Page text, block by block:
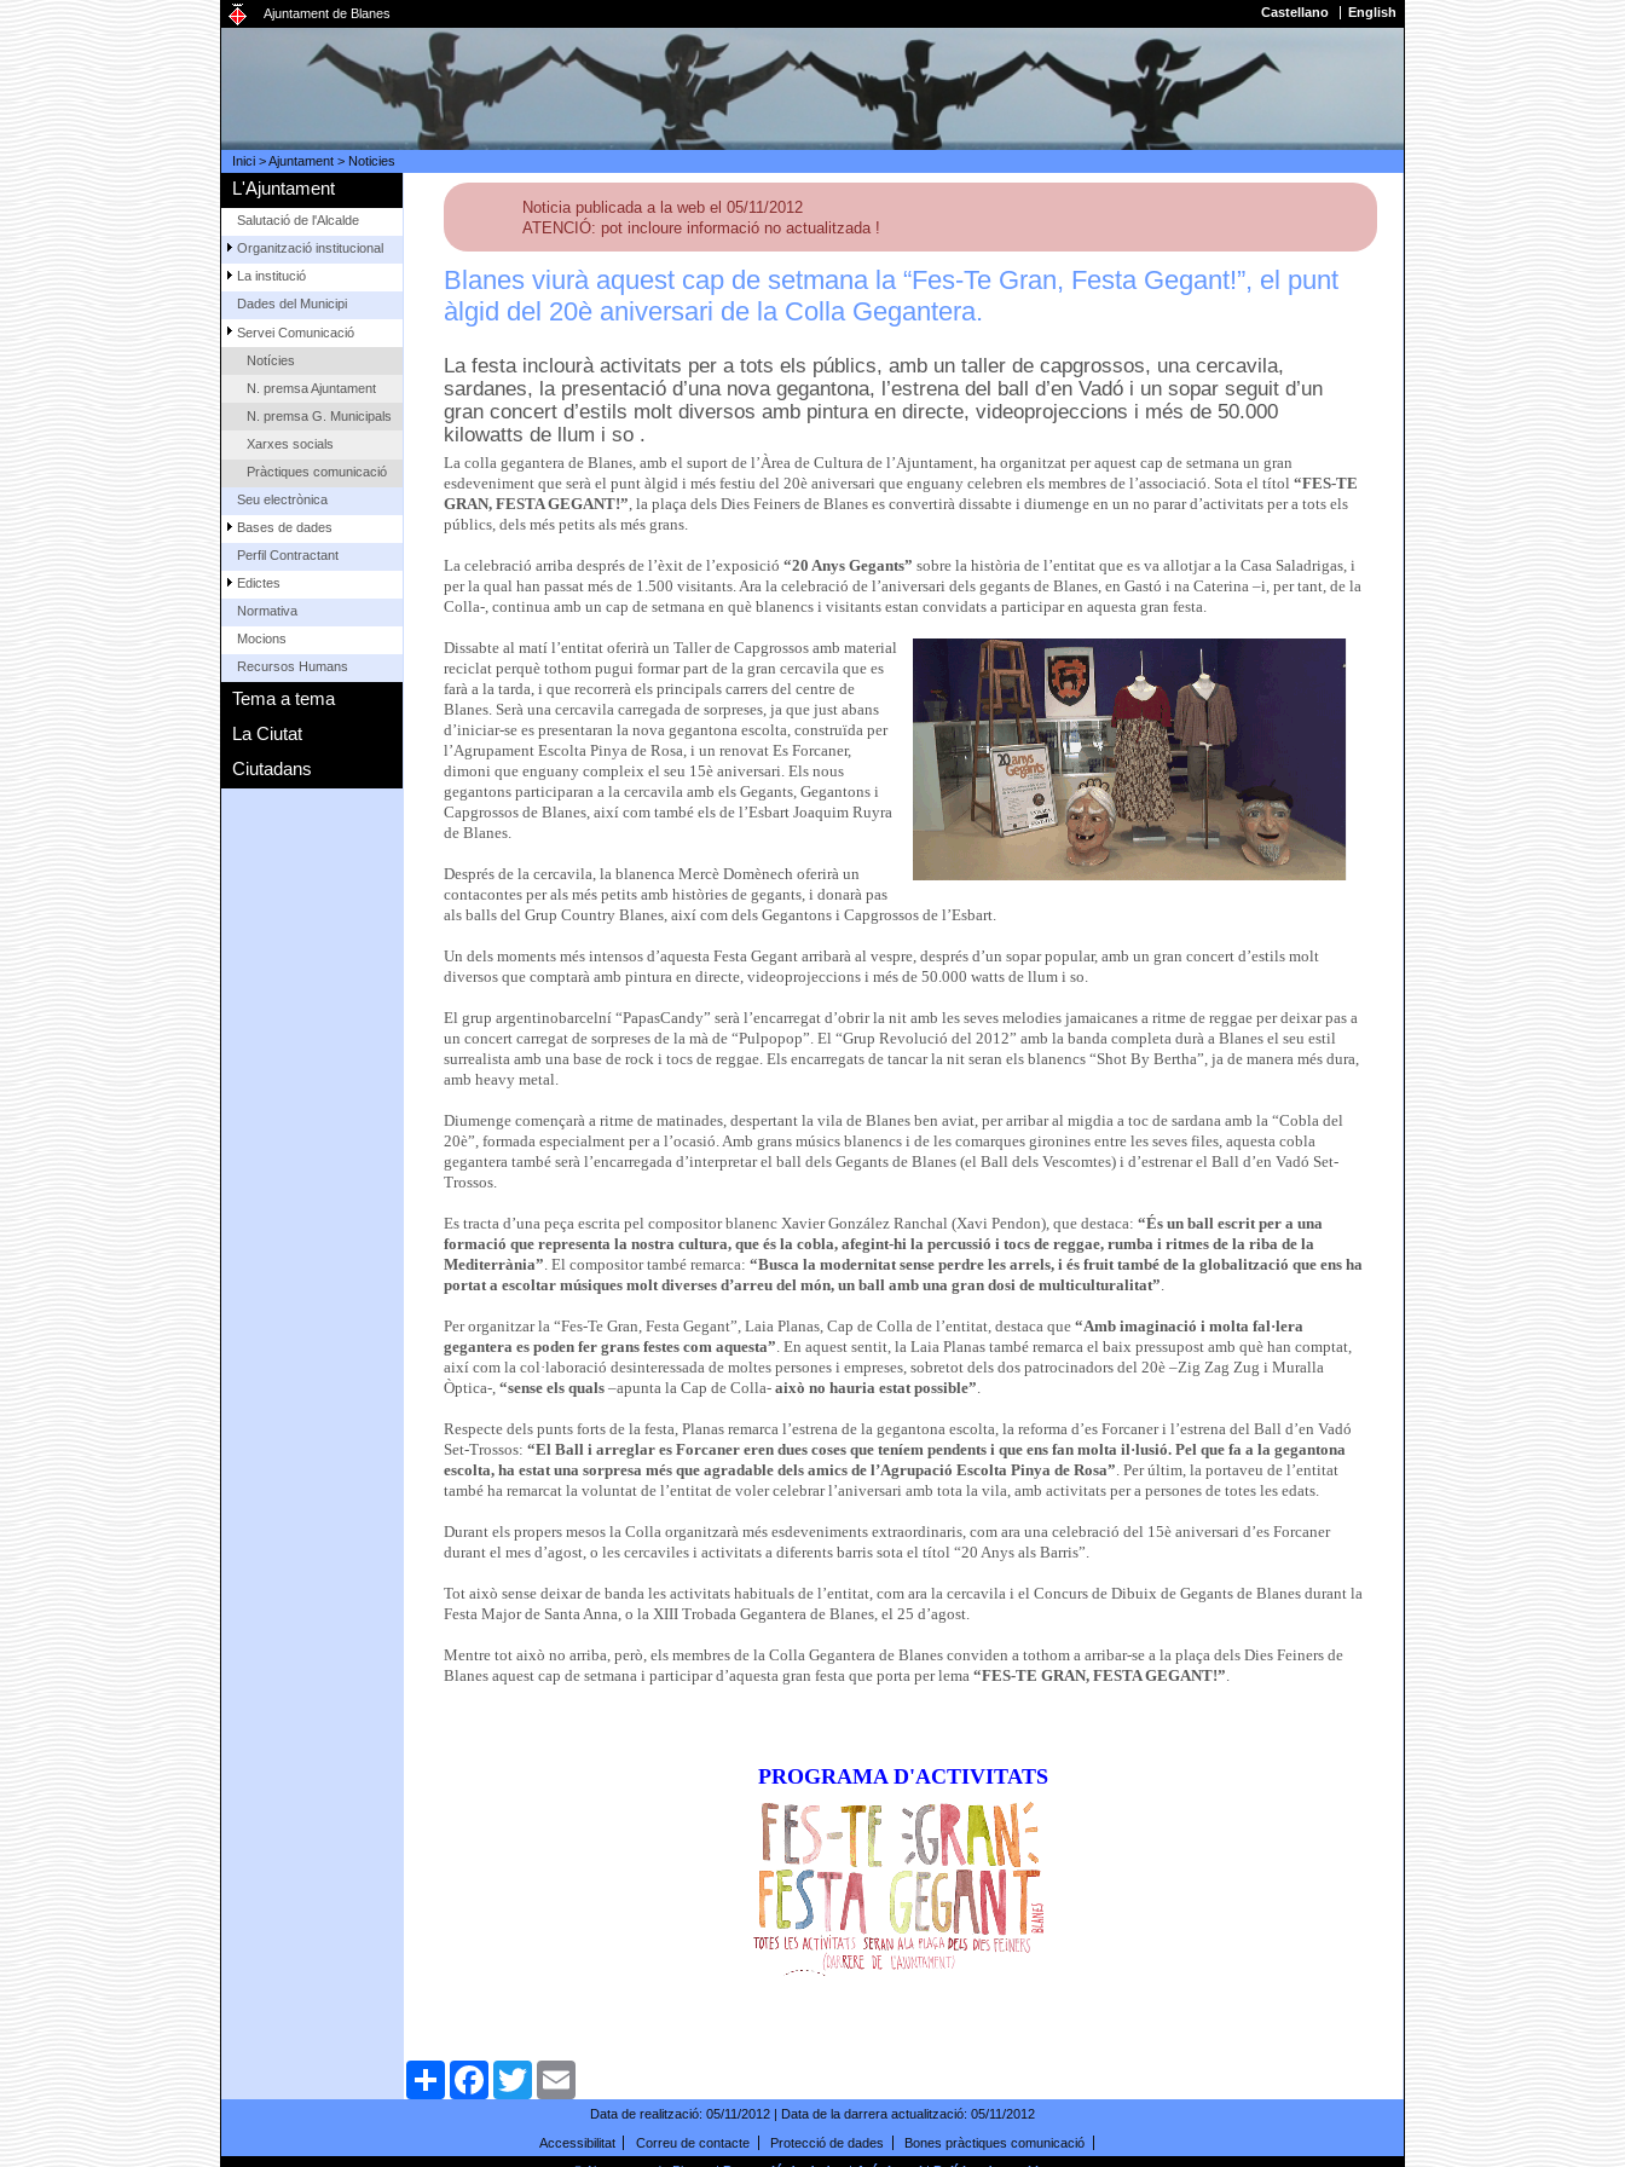
Ajuntament de Blanes Castellano English
Inici>Ajuntament> Noticies
L'Ajuntament
Salutació de l'Alcalde
Organització institucional
La institució
Dades del Municipi
Servei Comunicació
Notícies
N. premsa Ajuntament
N. premsa G. Municipals
Xarxes socials
Pràctiques comunicació
Seu electrònica
Bases de dades
Perfil Contractant
Edictes
Normativa
Mocions
Recursos Humans
Tema a tema
La Ciutat
Ciutadans
Noticia publicada a la web el 05/11/2012
ATENCIÓ: pot incloure informació no actualitzada !
Blanes viurà aquest cap de setmana la “Fes-Te Gran, Festa Gegant!”, el punt
àlgid del 20è aniversari de la Colla Gegantera.
La festa inclourà activitats per a tots els públics, amb un taller de capgrossos, una cercavila,
sardanes, la presentació d’una nova gegantona, l’estrena del ball d’en Vadó i un sopar seguit d’un
gran concert d’estils molt diversos amb pintura en directe, videoprojeccions i més de 50.000
kilowatts de llum i so .
La colla gegantera de Blanes, amb el suport de l’Àrea de Cultura de l’Ajuntament, ha organitzat per aquest cap de setmana un gran
esdeveniment que serà el punt àlgid i més festiu del 20è aniversari que enguany celebren els membres de l’associació. Sota el títol “FES-TE
GRAN, FESTA GEGANT!”, la plaça dels Dies Feiners de Blanes es convertirà dissabte i diumenge en un no parar d’activitats per a tots els
públics, dels més petits als més grans.
La celebració arriba després de l’èxit de l’exposició “20 Anys Gegants” sobre la història de l’entitat que es va allotjar a la Casa Saladrigas, i
per la qual han passat més de 1.500 visitants. Ara la celebració de l’aniversari dels gegants de Blanes, en Gastó i na Caterina –i, per tant, de la
Colla-, continua amb un cap de setmana en què blanencs i visitants estan convidats a participar en aquesta gran festa.
Dissabte al matí l’entitat oferirà un Taller de Capgrossos amb material
reciclat perquè tothom pugui formar part de la gran cercavila que es
farà a la tarda, i que recorrerà els principals carrers del centre de
Blanes. Serà una cercavila carregada de sorpreses, ja que just abans
d’iniciar-se es presentaran la nova gegantona escolta, construïda per
l’Agrupament Escolta Pinya de Rosa, i un renovat Es Forcaner,
dimoni que enguany compleix el seu 15è aniversari. Els nous
gegantons participaran a la cercavila amb els Gegants, Gegantons i
Capgrossos de Blanes, així com també els de l’Esbart Joaquim Ruyra
de Blanes.
Després de la cercavila, la blanenca Mercè Domènech oferirà un
contacontes per als més petits amb històries de gegants, i donarà pas
als balls del Grup Country Blanes, així com dels Gegantons i Capgrossos de l’Esbart.
Un dels moments més intensos d’aquesta Festa Gegant arribarà al vespre, després d’un sopar popular, amb un gran concert d’estils molt
diversos que comptarà amb pintura en directe, videoprojeccions i més de 50.000 watts de llum i so.
El grup argentinobarcelní “PapasCandy” serà l’encarregat d’obrir la nit amb les seves melodies jamaicanes a ritme de reggae per deixar pas a
un concert carregat de sorpreses de la mà de “Pulpopop”. El “Grup Revolució del 2012” amb la banda completa durà a Blanes el seu estil
surrealista amb una base de rock i tocs de reggae. Els encarregats de tancar la nit seran els blanencs “Shot By Bertha”, ja de manera més dura,
amb heavy metal.
Diumenge començarà a ritme de matinades, despertant la vila de Blanes ben aviat, per arribar al migdia a toc de sardana amb la “Cobla del
20è”, formada especialment per a l’ocasió. Amb grans músics blanencs i de les comarques gironines entre les seves files, aquesta cobla
gegantera també serà l’encarregada d’interpretar el ball dels Gegants de Blanes (el Ball dels Vescomtes) i d’estrenar el Ball d’en Vadó Set-
Trossos.
Es tracta d’una peça escrita pel compositor blanenc Xavier González Ranchal (Xavi Pendon), que destaca: “És un ball escrit per a una
formació que representa la nostra cultura, que és la cobla, afegint-hi la percussió i tocs de reggae, rumba i ritmes de la riba de la
Mediterrània”. El compositor també remarca: “Busca la modernitat sense perdre les arrels, i és fruit també de la globalització que ens ha
portat a escoltar músiques molt diverses d’arreu del món, un ball amb una gran dosi de multiculturalitat”.
Per organitzar la “Fes-Te Gran, Festa Gegant”, Laia Planas, Cap de Colla de l’entitat, destaca que“Amb imaginació i molta fal·lera
gegantera es poden fer grans festes com aquesta”. En aquest sentit, la Laia Planas també remarca el baix pressupost amb què han comptat,
així com la col·laboració desinteressada de moltes persones i empreses, sobretot dels dos patrocinadors del 20è –Zig Zag Zug i Muralla
Òptica-,“sense els quals–apunta la Cap de Colla-això no hauria estat possible”.
Respecte dels punts forts de la festa, Planas remarca l’estrena de la gegantona escolta, la reforma d’es Forcaner i l’estrena del Ball d’en Vadó
Set-Trossos: “El Ball i arreglar es Forcaner eren dues coses que teníem pendents i que ens fan molta il·lusió. Pel que fa a la gegantona
escolta, ha estat una sorpresa més que agradable dels amics de l’Agrupació Escolta Pinya de Rosa”. Per últim, la portaveu de l’entitat
també ha remarcat la voluntat de l’entitat de voler celebrar l’aniversari amb tota la vila, amb activitats per a persones de totes les edats.
Durant els propers mesos la Colla organitzarà més esdeveniments extraordinaris, com ara una celebració del 15è aniversari d’es Forcaner
durant el mes d’agost, o les cercaviles i activitats a diferents barris sota el títol “20 Anys als Barris”.
Tot això sense deixar de banda les activitats habituals de l’entitat, com ara la cercavila i el Concurs de Dibuix de Gegants de Blanes durant la
Festa Major de Santa Anna, o la XIII Trobada Gegantera de Blanes, el 25 d’agost.
Mentre tot això no arriba, però, els membres de la Colla Gegantera de Blanes conviden a tothom a arribar-se a la plaça dels Dies Feiners de
Blanes aquest cap de setmana i participar d’aquesta gran festa que porta per lema“FES-TE GRAN, FESTA GEGANT!”.
PROGRAMA D'ACTIVITATS
ComparteixFacebookTwitter
Data de realització: 05/11/2012 | Data de la darrera actualització: 05/11/2012
Accessibilitat
Correu de contacte Protecció de dades
Bones pràctiques comunicació